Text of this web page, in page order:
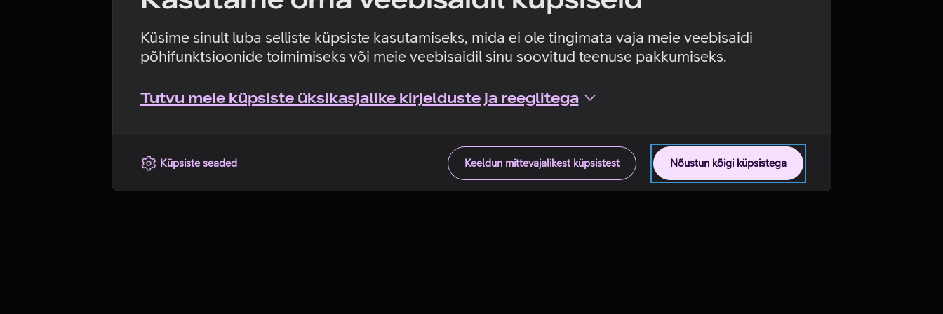
Küsime sinult luba selliste küpsiste kasutamiseks, mida ei ole tingimata vaja meie veebisaidi
põhifunktsioonide toimimiseks või meie veebisaidil sinu soovitud teenuse pakkumiseks.
Tutvu meie küpsiste üksikasjalike kirjelduste ja reeglitega
Nõustun kõigi küpsistega
Keeldun mittevajalikest küpsistest
Küpsiste seaded